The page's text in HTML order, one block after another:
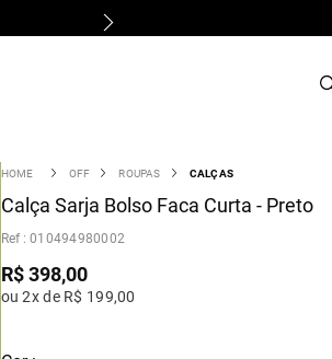
OFF ROUPAS CALÇAS
Calça Sarja Bolso Faca Curta - Preto
:010494980002
R$ 398,00
ou 2x de R$ 199,00